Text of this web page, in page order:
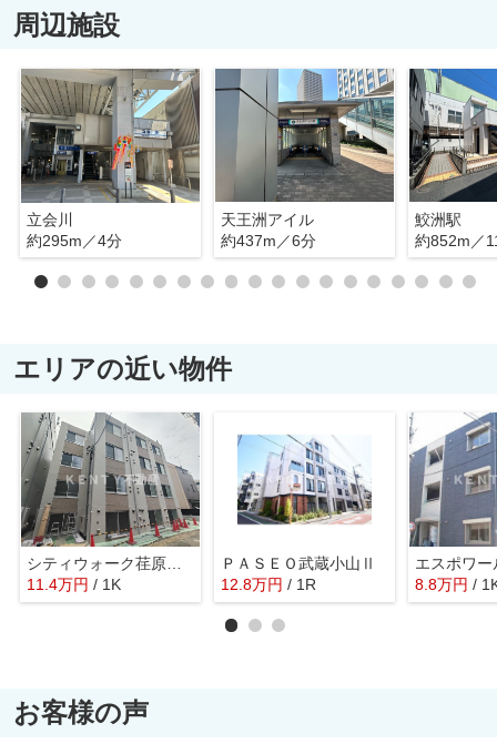
周辺施設
立会川
約295m／4分
天王洲アイル
約437m／6分
鮫洲駅
約852m／
エリアの近い物件
シティウォーク荏原中延
11.4万円 / 1K
ＰＡＳＥＯ武蔵小山Ⅱ
12.8万円 / 1R
エスポワー
8.8万円 /
お客様の声